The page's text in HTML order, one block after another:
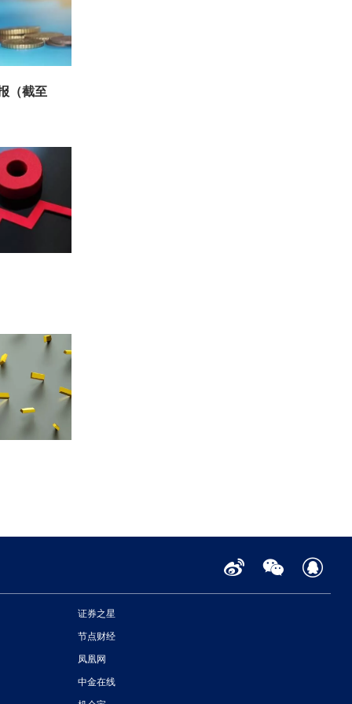
（截至
证券之星
节点财经
凤凰网
中金在线